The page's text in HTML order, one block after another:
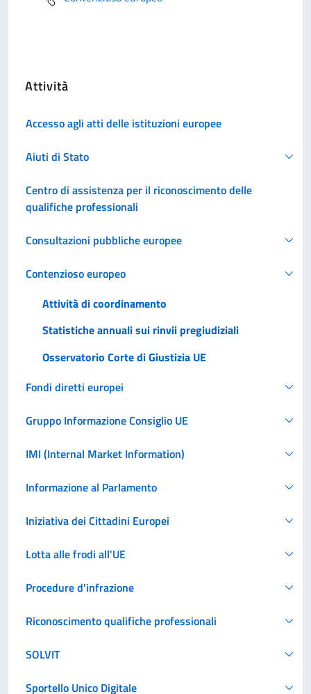
Attività
Accesso agli atti delle istituzioni europee
Aiuti di Stato
Centro di assistenza per il riconoscimento delle
qualifiche professionali
Consultazioni pubbliche europee
Contenzioso europeo
Attività di coordinamento
Statistiche annuali sui rinvii pregiudiziali
Osservatorio Corte di Giustizia UE
Fondi diretti europei
Gruppo Informazione Consiglio UE
IMI (Internal Market Information)
Informazione al Parlamento
Iniziativa dei Cittadini Europei
Lotta alle frodi all'UE
Procedure d'infrazione
Riconoscimento qualifiche professionali
SOLVIT
Sportello Unico Digitale